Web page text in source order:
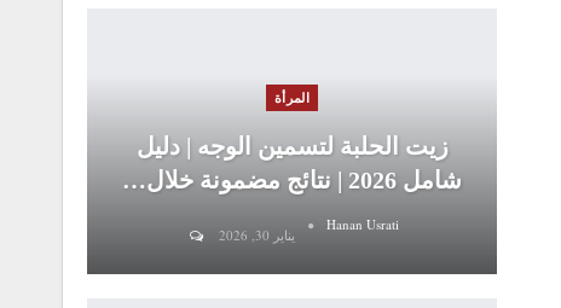
المرأة
زيت الحلبة لتسمين الوجه | دليل
شامل 2026 | نتائج مضمونة خلال…
Hanan Usrati
يناير 30, 2026